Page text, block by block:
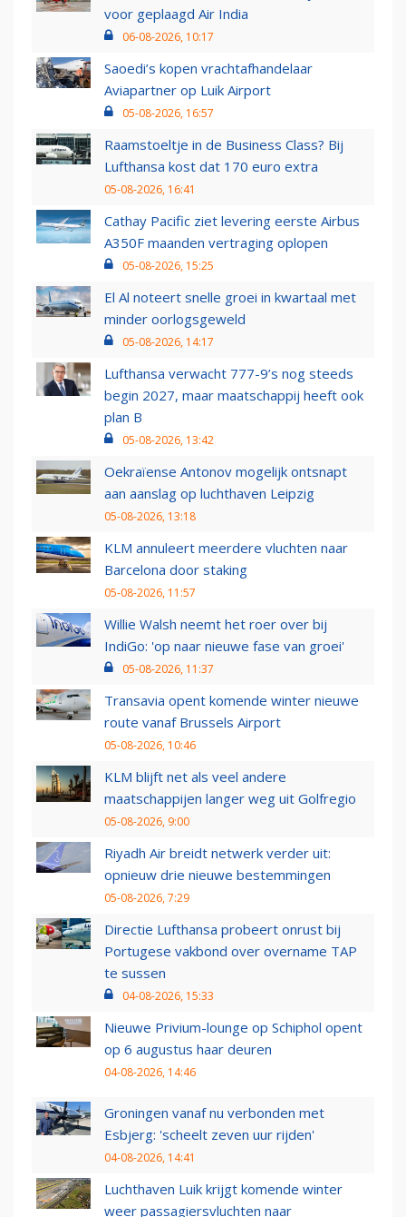
voor geplaagd Air India
06-08-2026, 10:17
Saoedi’s kopen vrachtafhandelaar
Aviapartner op Luik Airport
05-08-2026, 16:57
Raamstoeltje in de Business Class? Bij
Lufthansa kost dat 170 euro extra
05-08-2026, 16:41
Cathay Pacific ziet levering eerste Airbus
A350F maanden vertraging oplopen
05-08-2026, 15:25
El Al noteert snelle groei in kwartaal met
minder oorlogsgeweld
05-08-2026, 14:17
Lufthansa verwacht 777-9’s nog steeds
begin 2027, maar maatschappij heeft ook
plan B
05-08-2026, 13:42
Oekraïense Antonov mogelijk ontsnapt
aan aanslag op luchthaven Leipzig
05-08-2026, 13:18
KLM annuleert meerdere vluchten naar
Barcelona door staking
05-08-2026, 11:57
Willie Walsh neemt het roer over bij
IndiGo: 'op naar nieuwe fase van groei'
05-08-2026, 11:37
Transavia opent komende winter nieuwe
route vanaf Brussels Airport
05-08-2026, 10:46
KLM blijft net als veel andere
maatschappijen langer weg uit Golfregio
05-08-2026, 9:00
Riyadh Air breidt netwerk verder uit:
opnieuw drie nieuwe bestemmingen
05-08-2026, 7:29
Directie Lufthansa probeert onrust bij
Portugese vakbond over overname TAP
te sussen
04-08-2026, 15:33
Nieuwe Privium-lounge op Schiphol opent
op 6 augustus haar deuren
04-08-2026, 14:46
Groningen vanaf nu verbonden met
Esbjerg: 'scheelt zeven uur rijden'
04-08-2026, 14:41
Luchthaven Luik krijgt komende winter
weer passagiersvluchten naar